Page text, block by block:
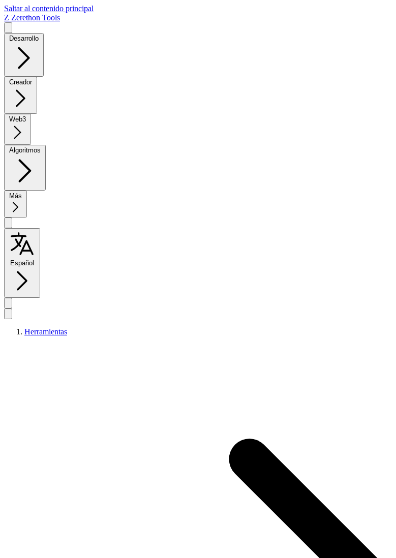
Saltar al contenido principal
Z Zerethon Tools
Desarrollo
Creador
Web3
Algoritmos
Más
Español
Herramientas